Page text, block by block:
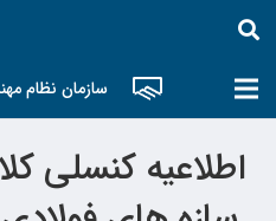
سازمان نظام
اطلاعیه کنسلی